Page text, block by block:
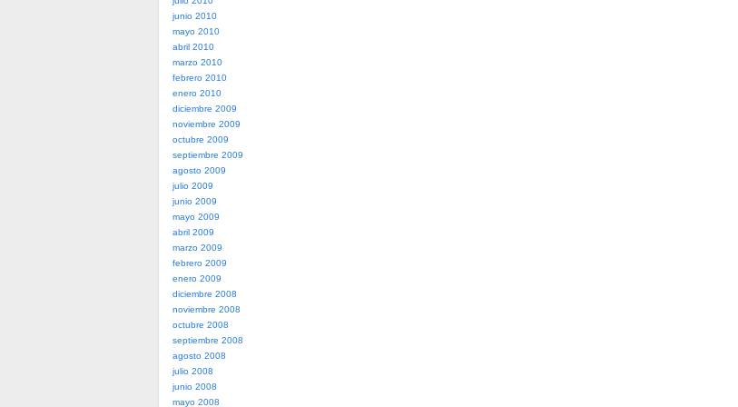
junio 2010
mayo 2010
abril 2010
marzo 2010
febrero 2010
enero 2010
diciembre 2009
noviembre 2009
octubre 2009
septiembre 2009
agosto 2009
julio 2009
junio 2009
mayo 2009
abril 2009
marzo 2009
febrero 2009
enero 2009
diciembre 2008
noviembre 2008
octubre 2008
septiembre 2008
agosto 2008
julio 2008
junio 2008
mayo 2008